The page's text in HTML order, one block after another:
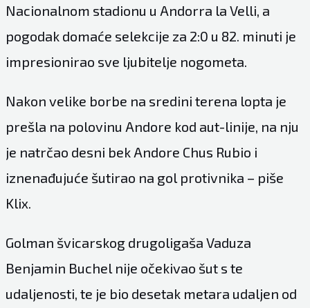
Nacionalnom stadionu u Andorra la Velli, a
pogodak domaće selekcije za 2:0 u 82. minuti je
impresionirao sve ljubitelje nogometa.
Nakon velike borbe na sredini terena lopta je
prešla na polovinu Andore kod aut-linije, na nju
je natrčao desni bek Andore Chus Rubio i
iznenađujuće šutirao na gol protivnika – piše
Klix.
Golman švicarskog drugoligaša Vaduza
Benjamin Buchel nije očekivao šut s te
udaljenosti, te je bio desetak metara udaljen od